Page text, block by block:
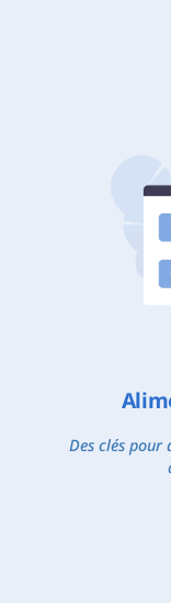
Des clés